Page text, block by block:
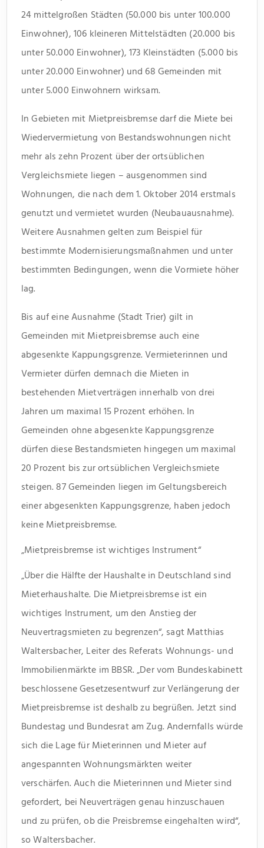
24 mittelgroßen Städten (50.000 bis unter 100.000
Einwohner), 106 kleineren Mittelstädten (20.000 bis
unter 50.000 Einwohner), 173 Kleinstädten (5.000 bis
unter 20.000 Einwohner) und 68 Gemeinden mit
unter 5.000 Einwohnern wirksam.
In Gebieten mit Mietpreisbremse darf die Miete bei
Wiedervermietung von Bestandswohnungen nicht
mehr als zehn Prozent über der ortsüblichen
Vergleichsmiete liegen – ausgenommen sind
Wohnungen, die nach dem 1. Oktober 2014 erstmals
genutzt und vermietet wurden (Neubauausnahme).
Weitere Ausnahmen gelten zum Beispiel für
bestimmte Modernisierungsmaßnahmen und unter
bestimmten Bedingungen, wenn die Vormiete höher
lag.
Bis auf eine Ausnahme (Stadt Trier) gilt in
Gemeinden mit Mietpreisbremse auch eine
abgesenkte Kappungsgrenze. Vermieterinnen und
Vermieter dürfen demnach die Mieten in
bestehenden Mietverträgen innerhalb von drei
Jahren um maximal 15 Prozent erhöhen. In
Gemeinden ohne abgesenkte Kappungsgrenze
dürfen diese Bestandsmieten hingegen um maximal
20 Prozent bis zur ortsüblichen Vergleichsmiete
steigen. 87 Gemeinden liegen im Geltungsbereich
einer abgesenkten Kappungsgrenze, haben jedoch
keine Mietpreisbremse.
„Mietpreisbremse ist wichtiges Instrument“
„Über die Hälfte der Haushalte in Deutschland sind
Mieterhaushalte. Die Mietpreisbremse ist ein
wichtiges Instrument, um den Anstieg der
Neuvertragsmieten zu begrenzen“, sagt Matthias
Waltersbacher, Leiter des Referats Wohnungs- und
Immobilienmärkte im BBSR. „Der vom Bundeskabinett
beschlossene Gesetzesentwurf zur Verlängerung der
Mietpreisbremse ist deshalb zu begrüßen. Jetzt sind
Bundestag und Bundesrat am Zug. Andernfalls würde
sich die Lage für Mieterinnen und Mieter auf
angespannten Wohnungsmärkten weiter
verschärfen. Auch die Mieterinnen und Mieter sind
gefordert, bei Neuverträgen genau hinzuschauen
und zu prüfen, ob die Preisbremse eingehalten wird“,
so Waltersbacher.